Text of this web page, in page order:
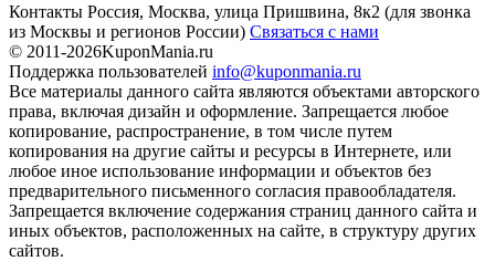
Контакты Россия, Москва, улица Пришвина, 8к2 (для звонка
из Москвы и регионов России) Связаться с нами
© 2011-2026KuponMania.ru
Поддержка пользователей info@kuponmania.ru
Все материалы данного сайта являются объектами авторского
права, включая дизайн и оформление. Запрещается любое
копирование, распространение, в том числе путем
копирования на другие сайты и ресурсы в Интернете, или
любое иное использование информации и объектов без
предварительного письменного согласия правообладателя.
Запрещается включение содержания страниц данного сайта и
иных объектов, расположенных на сайте, в структуру других
сайтов.